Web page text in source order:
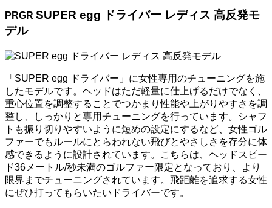
PRGR SUPER egg ドライバー レディス 高反発モ
デル
「SUPER egg ドライバー」に女性専用のチューニングを施
したモデルです。ヘッドはただ軽量に仕上げるだけでなく、
重心位置を調整することでつかまり性能や上がりやすさを調
整し、しっかりと専用チューニングを行っています。シャフ
トも振り切りやすいように短めの設定にするなど、女性ゴル
ファーでもルールにとらわれない飛びとやさしさを存分に体
感できるように設計されています。こちらは、ヘッドスピー
ド36メートル/秒未満のゴルファー限定となっており、より
限界までチューニングされています。飛距離を追求する女性
にぜひ打ってもらいたいドライバーです。